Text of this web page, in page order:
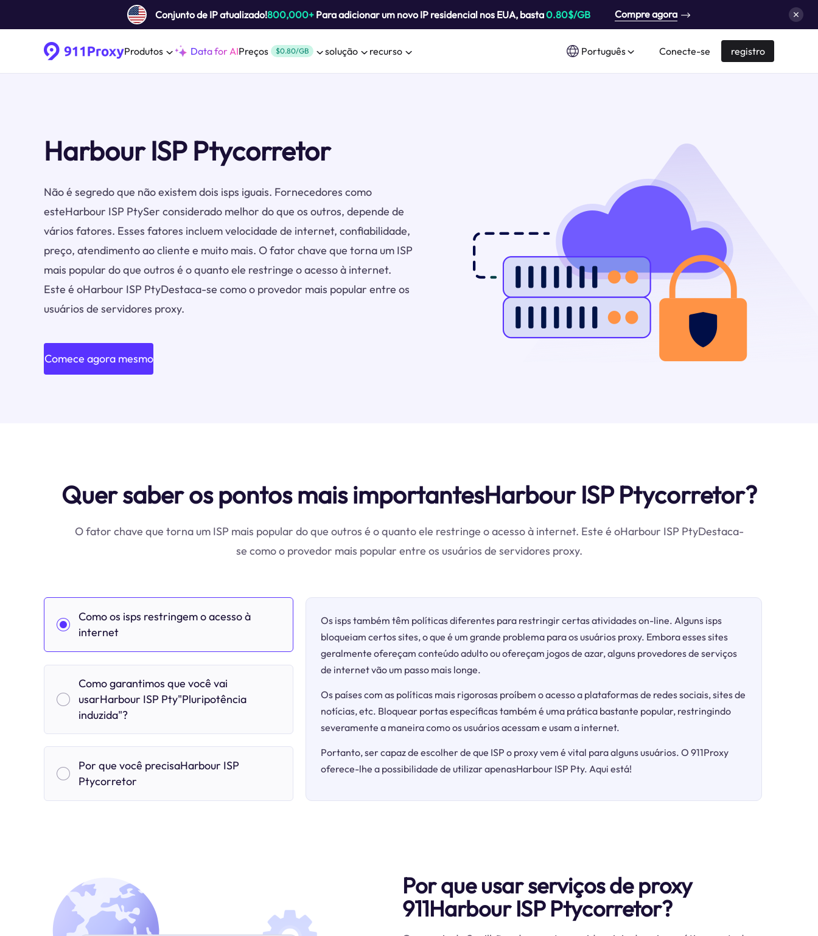
Conjunto de IP atualizado!800,000+ Para adicionar um novo IP residencial nos EUA, basta0.80$/GB Compre agora
Produtos Data for AIPreços $0.80/GB solução recurso Português Conecte-se registro
Harbour ISP Ptycorretor
Não é segredo que não existem dois isps iguais. Fornecedores como
esteHarbour ISP PtySer considerado melhor do que os outros, depende de
vários fatores. Esses fatores incluem velocidade de internet, confiabilidade,
preço, atendimento ao cliente e muito mais. O fator chave que torna um ISP
mais popular do que outros é o quanto ele restringe o acesso à internet.
Este é oHarbour ISP PtyDestaca-se como o provedor mais popular entre os
usuários de servidores proxy.
Comece agora mesmo
Quer saber os pontos mais importantesHarbour ISP Ptycorretor?
O fator chave que torna um ISP mais popular do que outros é o quanto ele restringe o acesso à internet. Este é oHarbour ISP PtyDestaca-
se como o provedor mais popular entre os usuários de servidores proxy.
Como os isps restringem o acesso à
internet
Como garantimos que você vai
usarHarbour ISP Pty"Pluripotência
induzida"?
Por que você precisaHarbour ISP
Ptycorretor
Os isps também têm políticas diferentes para restringir certas atividades on-line. Alguns isps
bloqueiam certos sites, o que é um grande problema para os usuários proxy. Embora esses sites
geralmente ofereçam conteúdo adulto ou ofereçam jogos de azar, alguns provedores de serviços
de internet vão um passo mais longe.
Os países com as políticas mais rigorosas proíbem o acesso a plataformas de redes sociais, sites de
notícias, etc. Bloquear portas específicas também é uma prática bastante popular, restringindo
severamente a maneira como os usuários acessam e usam a internet.
Portanto, ser capaz de escolher de que ISP o proxy vem é vital para alguns usuários. O 911Proxy
oferece-lhe a possibilidade de utilizar apenasHarbour ISP Pty. Aqui está!
Por que usar serviços de proxy
911Harbour ISP Ptycorretor?